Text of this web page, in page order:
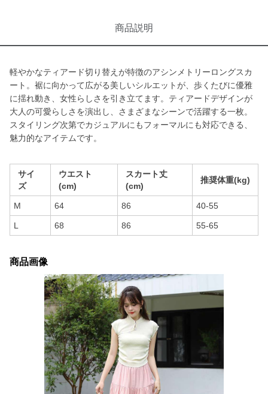
商品説明
軽やかなティアード切り替えが特徴のアシンメトリーロングスカ
ート。裾に向かって広がる美しいシルエットが、歩くたびに優雅
に揺れ動き、女性らしさを引き立てます。ティアードデザインが
大人の可愛らしさを演出し、さまざまなシーンで活躍する一枚。
スタイリング次第でカジュアルにもフォーマルにも対応できる、
魅力的なアイテムです。
サイ
ズ
ウエスト
(cm)
スカート丈
(cm)
推奨体重(kg)
M 64 86 40-55
L 68 86 55-65
商品画像